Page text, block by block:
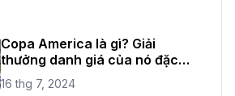
Copa America là gì? Giải
thưởng danh giá của nó đặc
biệt như thế nào?
16 thg 7, 2024